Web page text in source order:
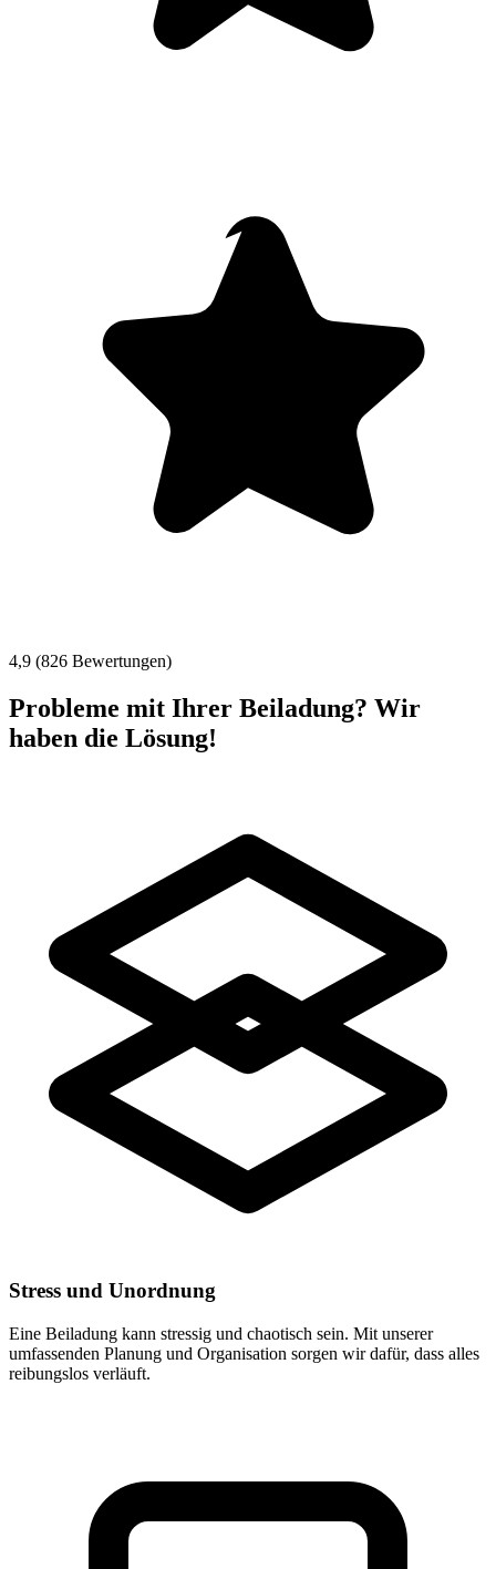
4,9 (826 Bewertungen)
Probleme mit Ihrer Beiladung? Wir
haben die Lösung!
Stress und Unordnung
Eine Beiladung kann stressig und chaotisch sein. Mit unserer
umfassenden Planung und Organisation sorgen wir dafür, dass alles
reibungslos verläuft.